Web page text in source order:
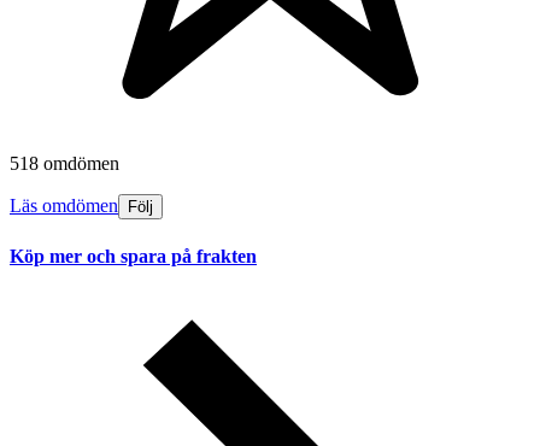
518 omdömen
Läs omdömen Följ
Köp mer och spara på frakten